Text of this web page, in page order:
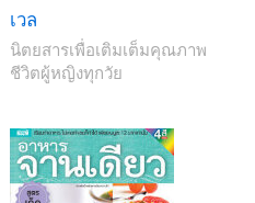
เวล
นิตยสารเพื่อเติมเต็มคุณภาพ
ชีวิตผู้หญิงทุกวัย